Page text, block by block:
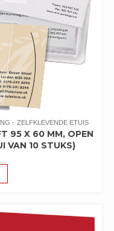
ZELFKLEVENDE ETUIS
95 X 60 MM, OPEN
VAN 10 STUKS)